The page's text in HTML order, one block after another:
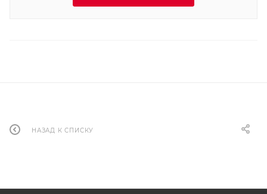
НАЗАД К СПИСКУ